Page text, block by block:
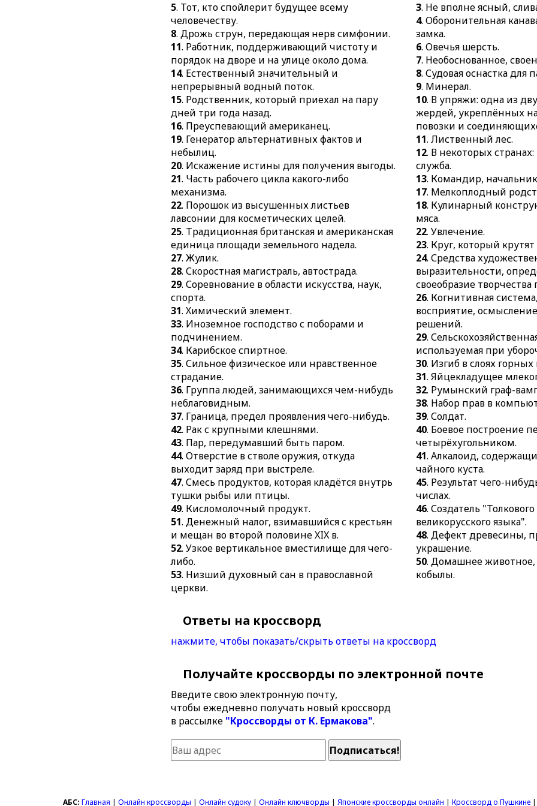
36.Группа
чем-нибудь
чего-нибудь.
42.Рак с
паром.
44.
откуда
выстреле.
47.
Смесь
кладётся
птицы.
49.
с крестьян и
половине
52.Узкое
вместилище
53.Низший
своеобразие
26.
осмысление
работах.
30.Изгиб в
31.
32.
38.Набор
системах.
39.Солдат.
41.
листьях
45.
выраженный
46.
48.Дефект
50.
осла и
5. Тот, кто спойлерит будущее всему
человечеству.
8. Дрожь струн, передающая нерв симфонии.
11. Работник, поддерживающий чистоту и
порядок на дворе и на улице около дома.
14. Естественный значительный и
непрерывный водный поток.
15. Родственник, который приехал на пару
дней три года назад.
16. Преуспевающий американец.
19. Генератор альтернативных фактов и
небылиц.
20. Искажение истины для получения выгоды.
21. Часть рабочего цикла какого-либо
механизма.
22. Порошок из высушенных листьев
лавсонии для косметических целей.
25. Традиционная британская и американская
единица площади земельного надела.
27. Жулик.
28. Скоростная магистраль, автострада.
29. Соревнование в области искусства, наук,
спорта.
31. Химический элемент.
33. Иноземное господство с поборами и
подчинением.
34. Карибское спиртное.
35. Сильное физическое или нравственное
страдание.
36. Группа людей, занимающихся чем-нибудь
неблаговидным.
37. Граница, предел проявления чего-нибудь.
42. Рак с крупными клешнями.
43. Пар, передумавший быть паром.
44. Отверстие в стволе оружия, откуда
выходит заряд при выстреле.
47. Смесь продуктов, которая кладётся внутрь
тушки рыбы или птицы.
49. Кисломолочный продукт.
51. Денежный налог, взимавшийся с крестьян
и мещан во второй половине XIX в.
52. Узкое вертикальное вместилище для чего-
либо.
53. Низший духовный сан в православной
церкви.
3. Не вполне ясный,
4. Оборонительная
замка.
6. Овечья шерсть.
7. Необоснованное,
8. Судовая оснастка для
9. Минерал.
10. В упряжи: одна из
жердей, укреплённых
повозки и
11. Лиственный лес.
12. В некоторых
служба.
13. Командир,
17. Мелкоплодный
18. Кулинарный
мяса.
22. Увлечение.
23. Круг, который
24. Средства
выразительности,
своеобразие творчества
26. Когнитивная
восприятие,
решений.
29.
используемая при
30. Изгиб в слоях горных
31. Яйцекладущее
32. Румынский граф-
38. Набор прав в
39. Солдат.
40. Боевое построение
четырёхугольником.
41. Алкалоид,
чайного куста.
45. Результат чего-
числах.
46. Создатель
великорусского языка".
48. Дефект древесины,
украшение.
50. Домашнее животное,
кобылы.
Ответы на кроссворд
нажмите, чтобы показать/скрыть ответы на кроссворд
Получайте кроссворды по электронной почте
Введите свою электронную почту,
чтобы ежедневно получать новый кроссворд
в рассылке "Кроссворды от К. Ермакова".
АБС: Главная |Онлайн кроссворды |Онлайн судоку |Онлайн ключворды |Японские кроссворды онлайн |Кроссворд о Пушкине